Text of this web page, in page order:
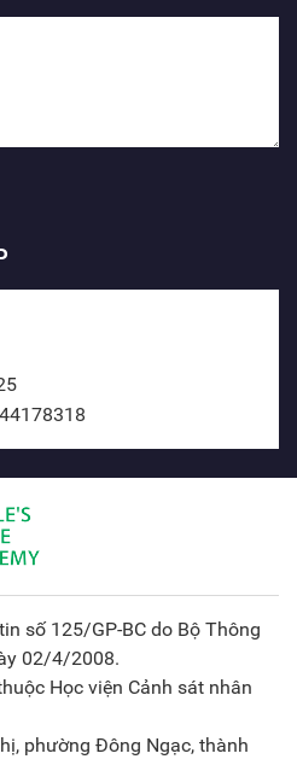
số 125/GP-BC do Bộ Thông
02/4/2008.
Học viện Cảnh sát nhân
phường Đông Ngạc, thành